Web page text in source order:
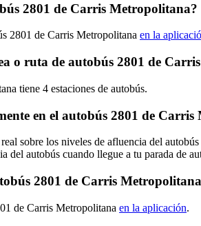
2801 de Carris Metropolitana?
2801 de Carris Metropolitana en la
o ruta de autobús 2801 de
tiene 4 estaciones de autobús.
en el autobús 2801 de
sobre los niveles de afluencia del
del autobús cuando llegue a tu parada de
2801 de Carris
de Carris Metropolitana en la aplicación.